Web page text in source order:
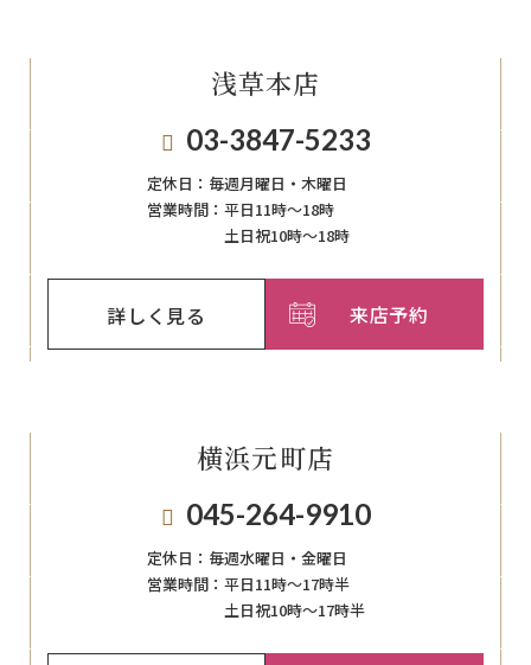
浅草本店
03-3847-5233
定休日： 毎週月曜日・木曜日
営業時間： 平日11時～18時
土日祝10時～18時
詳しく見る 来店予約
横浜元町店
045-264-9910
定休日： 毎週⽔曜⽇‧⾦曜⽇
営業時間： 平日11時～17時半
土日祝10時～17時半